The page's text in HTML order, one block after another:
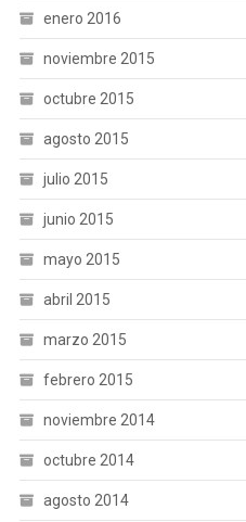
enero 2016
noviembre 2015
octubre 2015
agosto 2015
julio 2015
junio 2015
mayo 2015
abril 2015
marzo 2015
febrero 2015
noviembre 2014
octubre 2014
agosto 2014